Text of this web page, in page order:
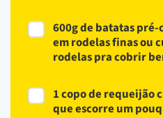
600g de batatas
em rodelas finas ou
rodelas pra cobrir
1 copo de requeijão
que escorre um